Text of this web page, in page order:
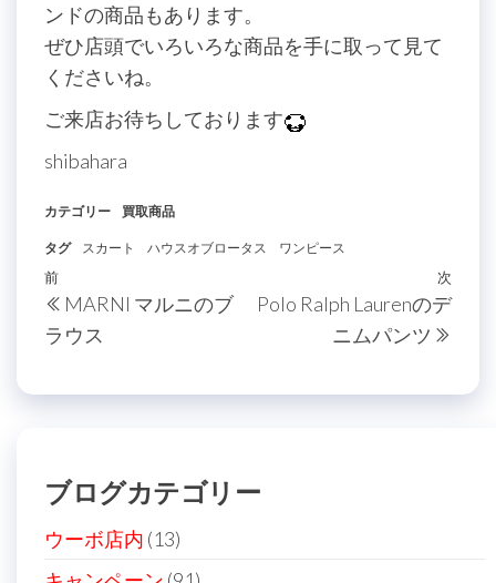
ンドの商品もあります。
ぜひ店頭でいろいろな商品を手に取って見て
くださいね。
ご来店お待ちしております
shibahara
カテゴリー 買取商品
タグ スカート ハウスオブロータス ワンピース
投
稿
ナ
ビ
シ
ョ
ン
過
去
の
前
MARNI マルニのブ
ラウス
次
次
Polo Ralph Laurenのデ
ニムパンツ
ブログカテゴリー
ウーボ店内 (13)